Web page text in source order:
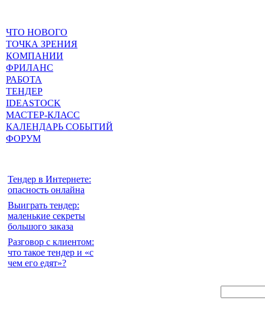
ЧТО НОВОГО
ТОЧКА ЗРЕНИЯ
КОМПАНИИ
ФРИЛАНС
РАБОТА
ТЕНДЕР
IDEASTOCK
МАСТЕР-КЛАСС
КАЛЕНДАРЬ СОБЫТИЙ
ФОРУМ
Тендер в Интернете:
опасность онлайна
Выиграть тендер:
маленькие секреты
большого заказа
Разговор с клиентом:
что такое тендер и «с
чем его едят»?